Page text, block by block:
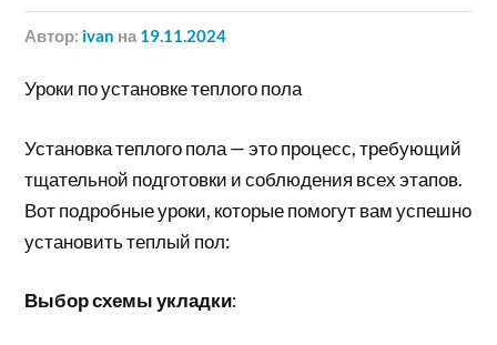
Автор: ivan на 19.11.2024
Уроки по установке теплого пола
Установка теплого пола — это процесс, требующий
тщательной подготовки и соблюдения всех этапов.
Вот подробные уроки, которые помогут вам успешно
установить теплый пол:
Выбор схемы укладки: